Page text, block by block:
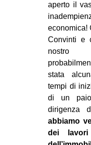
aperto il
economica!
Convinti e
nostro
stata
tempi di
di un
dirigenza
abbiamo
dei lavori